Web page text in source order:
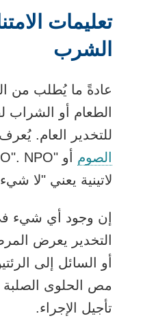
تعليمات
الشرب
عادةً ما يُطلب من
الطعام أو الشراب
للتخدير العام.
الصوم
لاتينية يعني "لا
إن وجود أي شيء
التخدير يعرض
أو السائل إلى
مص الحلوى
تأجيل الإجراء.